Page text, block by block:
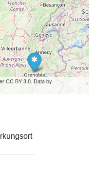
CC BY 3.0. Data by